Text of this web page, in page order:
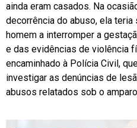
ainda eram casados. Na
decorrência do abuso, ela
homem a interromper a
e das evidências de violência
encaminhado à Polícia Civil,
investigar as denúncias de
abusos relatados sob o